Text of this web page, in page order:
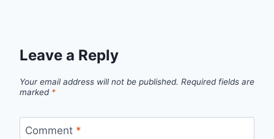
Leave a Reply
Your email address will not be published. Required fields are
marked *
Comment *